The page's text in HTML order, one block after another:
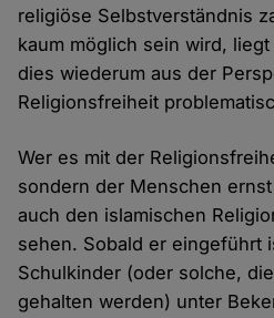
religiöse Selbstverständnis
kaum möglich sein wird,
dies wiederum aus der
Religionsfreiheit
Wer es mit der
sondern der Menschen
auch den islamischen
sehen. Sobald er eingeführt
Schulkinder (oder solche,
gehalten werden) unter